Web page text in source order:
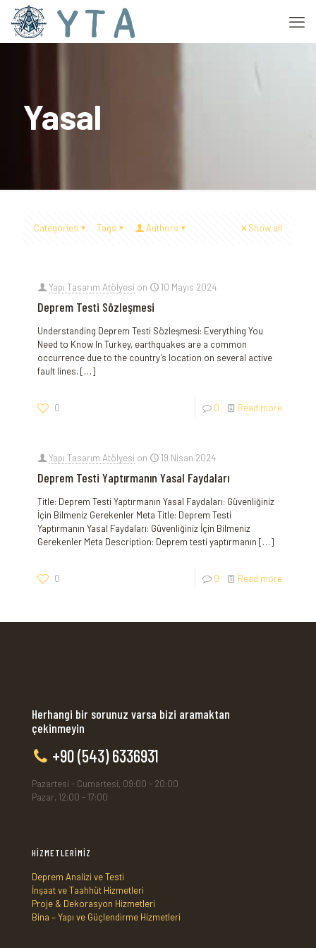
Yasal
Categories Tags Authors Show all
Yapı Tasarım Atölyesi on 10 Mayıs 2024
Deprem Testi Sözleşmesi
Understanding Deprem Testi Sözleşmesi: Everything You
Need to Know In Turkey, earthquakes are a common
occurrence due to the country’s location on several active
fault lines. […]
0 0 Read more
Yapı Tasarım Atölyesi on 19 Nisan 2024
Deprem Testi Yaptırmanın Yasal Faydaları
Title: Deprem Testi Yaptırmanın Yasal Faydaları: Güvenliğiniz
İçin Bilmeniz Gerekenler Meta Title: Deprem Testi
Yaptırmanın Yasal Faydaları: Güvenliğiniz İçin Bilmeniz
Gerekenler Meta Description: Deprem testi yaptırmanın […]
0 0 Read more
Herhangi bir sorunuz varsa bizi aramaktan
çekinmeyin
+90 (543) 6336931
Pazartesi - Cumartesi, 09:00 - 20:00
Pazar, 12:00 - 17:00
HİZMETLERİMİZ
Deprem Analizi ve Testi
İnşaat ve Taahhüt Hizmetleri
Proje & Dekorasyon Hizmetleri
Bina – Yapı ve Güçlendirme Hizmetleri